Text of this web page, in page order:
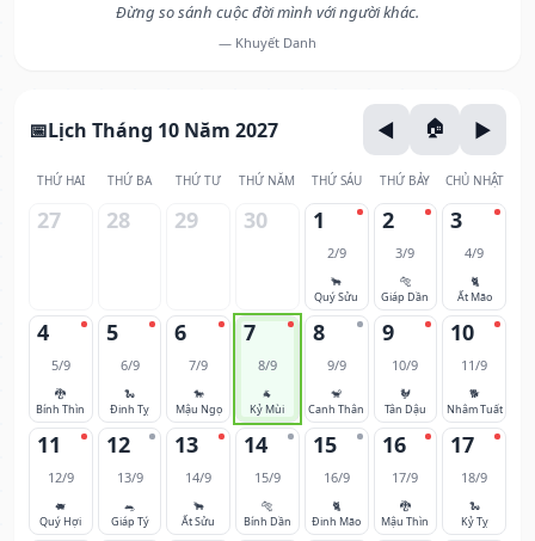
Đừng so sánh cuộc đời mình với người khác.
— Khuyết Danh
Lịch Tháng 10 Năm 2027
THỨ HAI THỨ BA THỨ TƯ THỨ NĂM THỨ SÁU THỨ BẢY CHỦ NHẬT
27 28 29 30 1
2/9
🐂
Quý Sửu
2
3/9
🐅
Giáp Dần
3
4/9
🐈
Ất Mão
4
5/9
🐉
Bính Thìn
5
6/9
🐍
Đinh Tỵ
6
7/9
🐎
Mậu Ngọ
7
8/9
🐐
Kỷ Mùi
8
9/9
🐒
Canh Thân
9
10/9
🐓
Tân Dậu
10
11/9
🐕
Nhâm Tuất
11
12/9
🐖
Quý Hợi
12
13/9
🐀
Giáp Tý
13
14/9
🐂
Ất Sửu
14
15/9
🐅
Bính Dần
15
16/9
🐈
Đinh Mão
16
17/9
🐉
Mậu Thìn
17
18/9
🐍
Kỷ Tỵ